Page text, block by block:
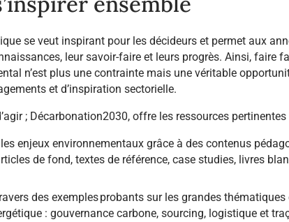
se veut inspirant pour les décideurs et permet aux
leur savoir-faire et leurs progrès. Ainsi, faire
n’est plus une contrainte mais une véritable
et d’inspiration sectorielle.
; Décarbonation2030, offre les ressources pertinentes
les enjeux environnementaux grâce à des contenus
de fond, textes de référence, case studies, livres
des exemples probants sur les grandes thématiques
: gouvernance carbone, sourcing, logistique et